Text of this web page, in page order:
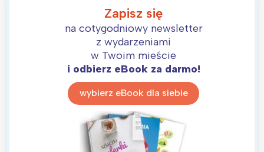
Zapisz się
na cotygodniowy newsletter
z wydarzeniami
w Twoim mieście
i odbierz eBook za darmo!
wybierz eBook dla siebie